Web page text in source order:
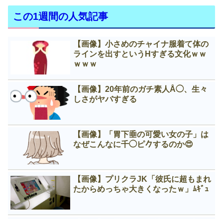
この1週間の人気記事
【画像】小さめのチャイナ服着て体の
ラインを出すというНすぎる文化ｗｗ
ｗｗｗ
【画像】20年前のガチ素人Å◯、生々
しさがヤバすぎる
【画像】「胃下垂の可愛い女の子」は
なぜこんなに千◯ピ𠂊するのか😍
【画像】プリクラJK「彼氏に超もまれ
たからめっちゃ大きくなったｗ」ﾑｷﾞｭ